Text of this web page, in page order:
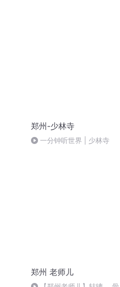
郑州-少林寺
一分钟听世界 | 少林寺
郑州 老师儿